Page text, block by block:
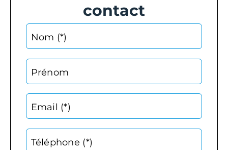
contact
Nom (*)
Prénom
Email (*)
Téléphone (*)